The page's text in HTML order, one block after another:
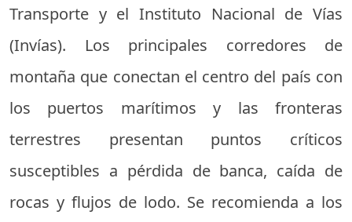
Transporte y el Instituto Nacional de Vías
(Invías). Los principales corredores de
montaña que conectan el centro del país con
los puertos marítimos y las fronteras
terrestres presentan puntos críticos
susceptibles a pérdida de banca, caída de
rocas y flujos de lodo. Se recomienda a los